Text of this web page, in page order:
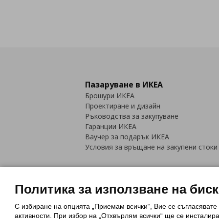
Пазаруване в ИКЕА
Брошури ИКЕА
Проектиране и дизайн
Ръководства за закупуване
Гаранции ИКЕА
Ваучер за подарък ИКЕА
Условия за връщане на закупени стоки
Политика за използване на
Политика за използване на
С избиране на опцията „Приемам всички“, Вие се
активности. При избор на „Отхвърлям всички“ ще се